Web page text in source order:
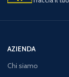
AZIENDA
Chi siamo